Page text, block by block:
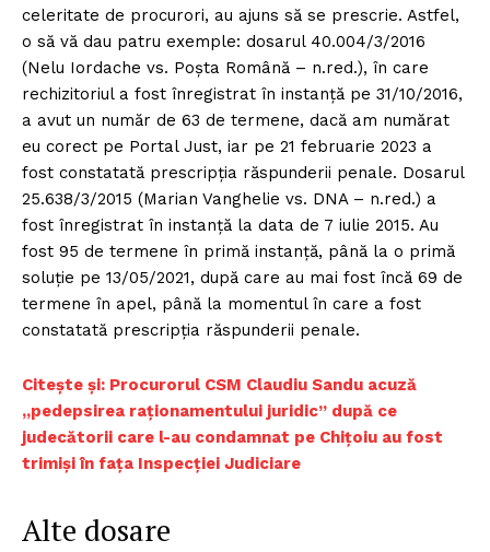
celeritate de procurori, au ajuns să se prescrie. Astfel,
o să vă dau patru exemple: dosarul 40.004/3/2016
(Nelu Iordache vs. Poșta Română – n.red.), în care
rechizitoriul a fost înregistrat în instanță pe 31/10/2016,
a avut un număr de 63 de termene, dacă am numărat
eu corect pe Portal Just, iar pe 21 februarie 2023 a
fost constatată prescripția răspunderii penale. Dosarul
25.638/3/2015 (Marian Vanghelie vs. DNA – n.red.) a
fost înregistrat în instanță la data de 7 iulie 2015. Au
fost 95 de termene în primă instanță, până la o primă
soluție pe 13/05/2021, după care au mai fost încă 69 de
termene în apel, până la momentul în care a fost
constatată prescripția răspunderii penale.
Citește și: Procurorul CSM Claudiu Sandu acuză
„pedepsirea raționamentului juridic” după ce
judecătorii care l-au condamnat pe Chițoiu au fost
trimiși în fața Inspecției Judiciare
Alte dosare